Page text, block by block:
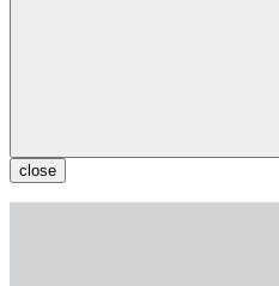
close